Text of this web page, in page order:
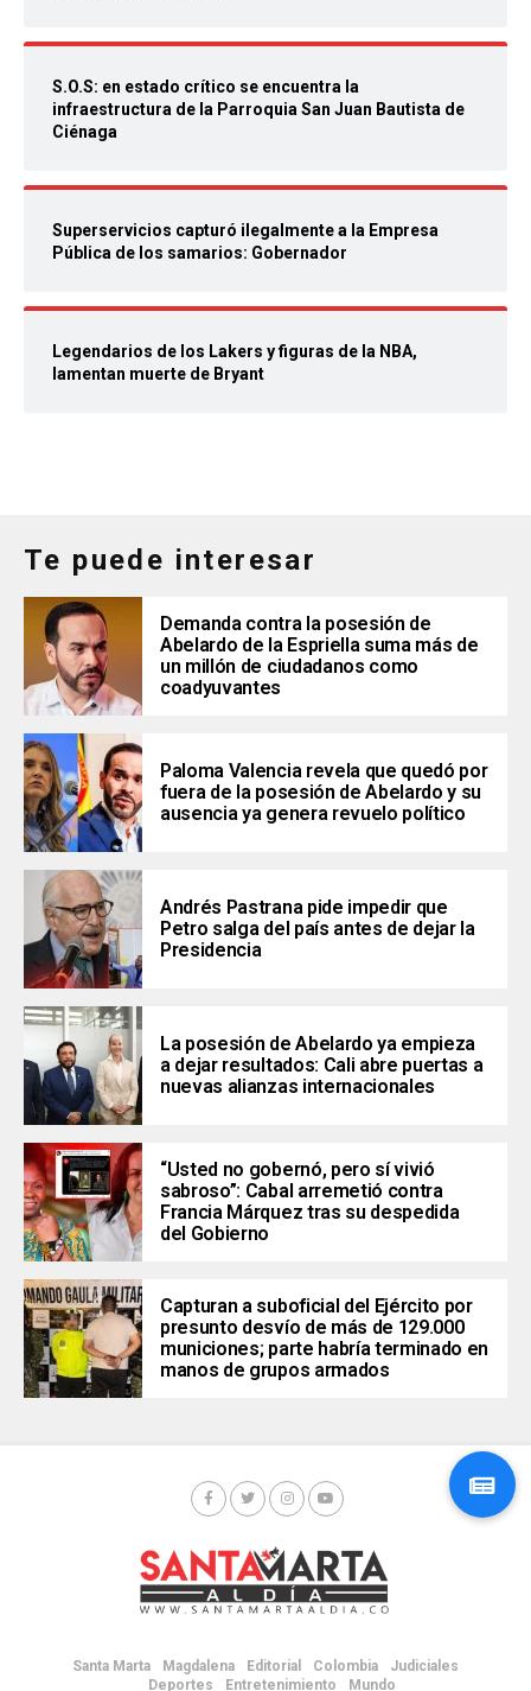
S.O.S: en estado crítico se encuentra la
infraestructura de la Parroquia San Juan Bautista de
Ciénaga
Superservicios capturó ilegalmente a la Empresa
Pública de los samarios: Gobernador
Legendarios de los Lakers y figuras de la NBA,
lamentan muerte de Bryant
Te puede interesar
Demanda contra la posesión de
Abelardo de la Espriella suma más de
un millón de ciudadanos como
coadyuvantes
Paloma Valencia revela que quedó por
fuera de la posesión de Abelardo y su
ausencia ya genera revuelo político
Andrés Pastrana pide impedir que
Petro salga del país antes de dejar la
Presidencia
La posesión de Abelardo ya empieza
a dejar resultados: Cali abre puertas a
nuevas alianzas internacionales
“Usted no gobernó, pero sí vivió
sabroso”: Cabal arremetió contra
Francia Márquez tras su despedida
del Gobierno
Capturan a suboficial del Ejército por
presunto desvío de más de 129.000
municiones; parte habría terminado en
manos de grupos armados
Santa Marta Magdalena Editorial Colombia
Judiciales
Deportes
Entretenimiento Mundo